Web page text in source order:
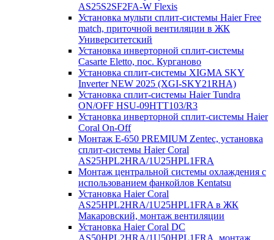
AS25S2SF2FA-W Flexis
Установка мульти сплит-системы Haier Free
match, приточной вентиляции в ЖК
Университетский
Установка инверторной сплит-системы
Casarte Eletto, пос. Курганово
Установка сплит-системы XIGMA SKY
Inverter NEW 2025 (XGI-SKY21RHA)
Установка сплит-системы Haier Tundra
ON/OFF HSU-09HTT103/R3
Установка инверторной сплит-системы Haier
Coral On-Off
Монтаж E-650 PREMIUM Zentec, установка
сплит-системы Haier Coral
AS25HPL2HRA/1U25HPL1FRA
Монтаж центральной системы охлаждения с
использованием фанкойлов Kentatsu
Установка Haier Coral
AS25HPL2HRA/1U25HPL1FRA в ЖК
Макаровский, монтаж вентиляции
Установка Haier Coral DC
AS50HPL2HRA/1U50HPL1FRA, монтаж